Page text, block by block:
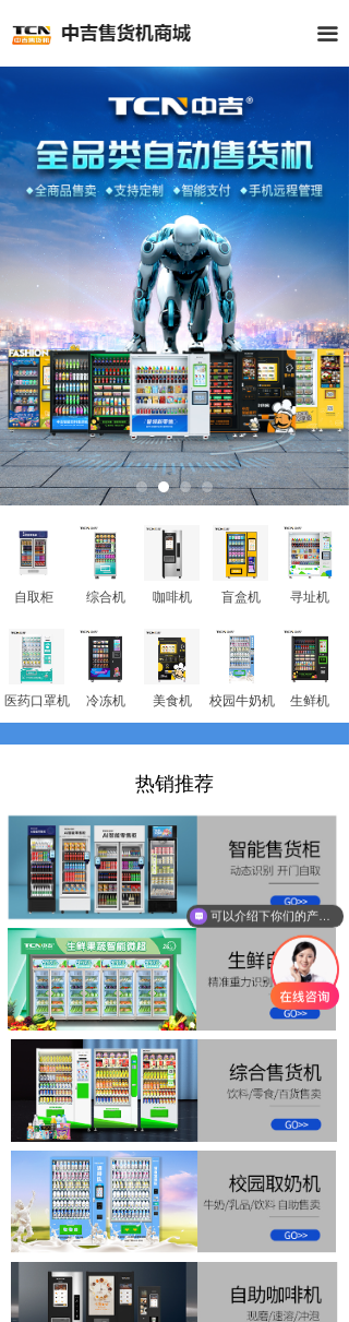
끀
首页
全部商品
公司介绍
新闻中心
客户案例
联系我们
美食机
医药口罩机 冷冻机 校园牛奶机 生鲜机
咖啡机
自取柜 综合机 盲盒机 寻址机
热销推荐
可以介绍下你们的产品么？